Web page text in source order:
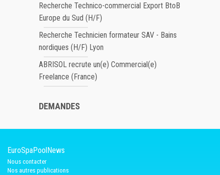
Recherche Technico-commercial Export BtoB
Europe du Sud (H/F)
Recherche Technicien formateur SAV - Bains
nordiques (H/F) Lyon
ABRISOL recrute un(e) Commercial(e)
Freelance (France)
DEMANDES
EuroSpaPoolNews
Nous contacter
Nos autres publications